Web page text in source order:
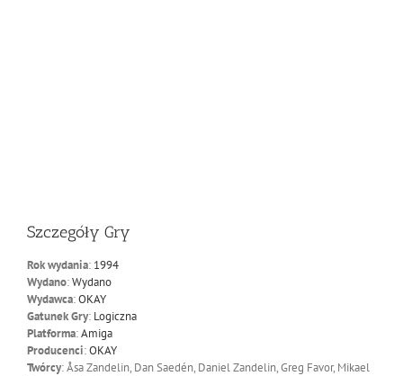
Szczegóły Gry
Rok wydania: 1994
Wydano:Wydano
Wydawca:OKAY
Gatunek Gry: Logiczna
Platforma:Amiga
Producenci:OKAY
Twórcy: Åsa Zandelin, Dan Saedén, Daniel Zandelin, Greg Favor, Mikael